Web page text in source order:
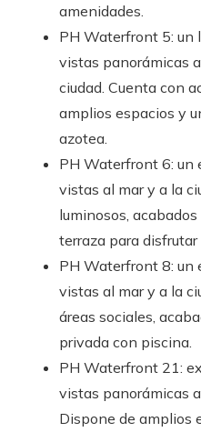
amenidades.
PH Waterfront 5: un
vistas panorámicas
ciudad. Cuenta con
amplios espacios y
azotea.
PH Waterfront 6: un
vistas al mar y a la
luminosos,
terraza para disfrutar
PH Waterfront 8: un
vistas al mar y a la
áreas sociales,
privada con piscina.
PH Waterfront 21:
vistas panorámicas
Dispone de amplios